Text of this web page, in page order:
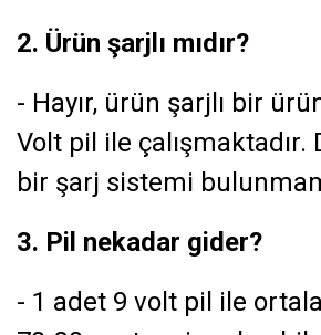
2. Ürün şarjlı mıdır?
- Hayır, ürün şarjlı bir
Volt pil ile çalışmaktadır.
bir şarj sistemi
3. Pil nekadar gider?
- 1 adet 9 volt pil ile